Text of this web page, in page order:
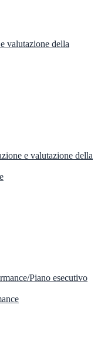
valutazione della
e valutazione della
Piano esecutivo